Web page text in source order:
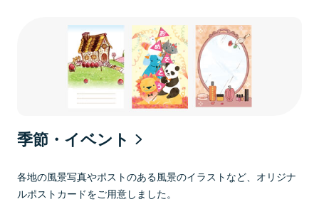
季節・イベント
各地の風景写真やポストのある風景のイラストなど、オリジナ
ルポストカードをご用意しました。